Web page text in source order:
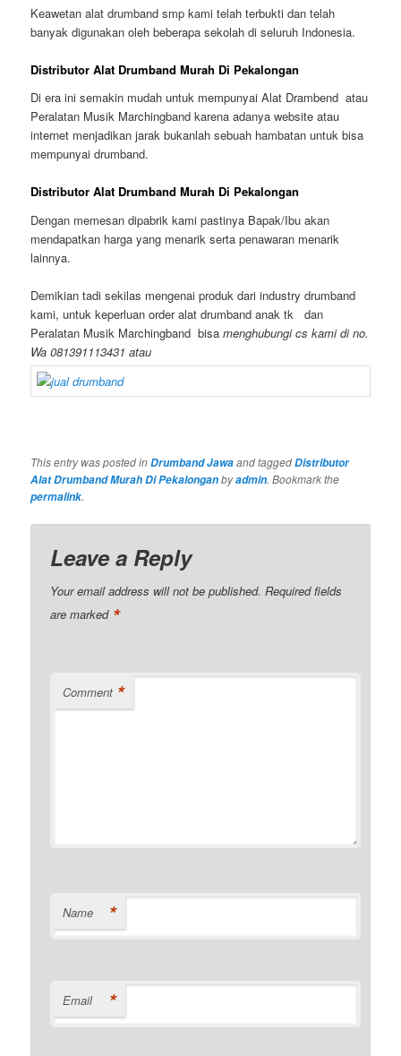
Keawetan alat drumband smp kami telah terbukti dan telah
banyak digunakan oleh beberapa sekolah di seluruh Indonesia.
Distributor Alat Drumband Murah Di Pekalongan
Di era ini semakin mudah untuk mempunyai Alat Drambend atau
Peralatan Musik Marchingband karena adanya website atau
internet menjadikan jarak bukanlah sebuah hambatan untuk bisa
mempunyai drumband.
Distributor Alat Drumband Murah Di Pekalongan
Dengan memesan dipabrik kami pastinya Bapak/Ibu akan
mendapatkan harga yang menarik serta penawaran menarik
lainnya.
Demikian tadi sekilas mengenai produk dari industry drumband
kami, untuk keperluan order alat drumband anak tk dan
Peralatan Musik Marchingband bisamenghubungi cs kami di no.
Wa 081391113431 atau
This entry was posted inDrumband Jawaand taggedDistributor
Alat Drumband Murah Di Pekalonganbyadmin. Bookmark the
permalink.
Leave a Reply
Your email address will not be published. Required fields
are marked *
Comment *
Name *
Email *